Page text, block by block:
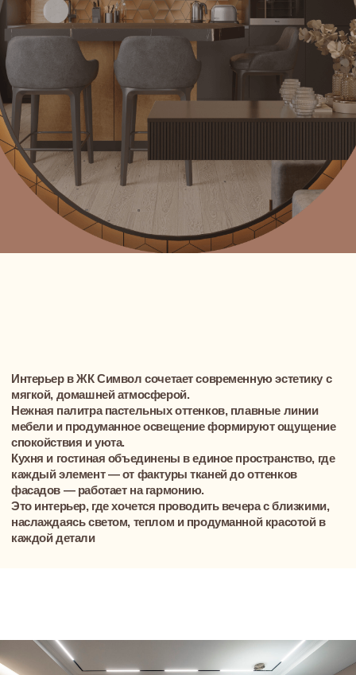
Интерьер в ЖК Символ
сочетает современную эстетику с
мягкой, домашней атмосферой.
Нежная палитра пастельных оттенков, плавные линии
мебели и продуманное освещение формируют ощущение
спокойствия и уюта.
Кухня и гостиная объединены в единое пространство, где
каждый элемент — от фактуры тканей до оттенков
фасадов — работает на гармонию.
Это интерьер, где хочется проводить вечера с близкими,
наслаждаясь светом, теплом и продуманной красотой в
решения? Давайте